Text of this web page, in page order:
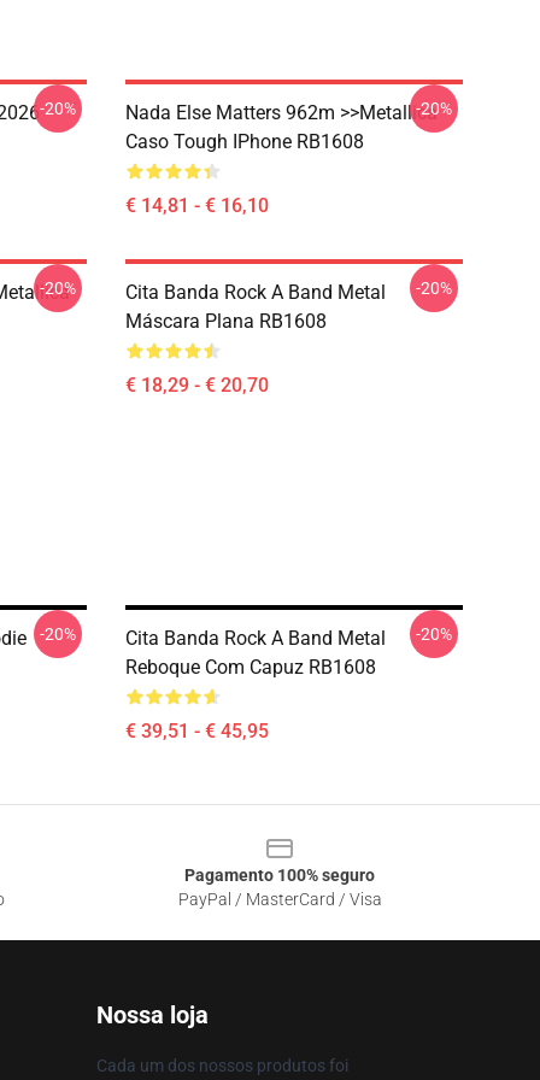
-20%
Nada Else Matters 962m >>metallica
Caso Tough IPhone RB1608
€ 14,81 - € 16,10
-20%
-20%
Cita Banda Rock A Band Metal
Máscara Plana RB1608
€ 18,29 - € 20,70
-20%
-20%
Cita Banda Rock A Band Metal
Reboque Com Capuz RB1608
€ 39,51 - € 45,95
-20%
Pagamento 100% seguro
PayPal / MasterCard / Visa
Nossa loja
Cada um dos nossos produtos foi